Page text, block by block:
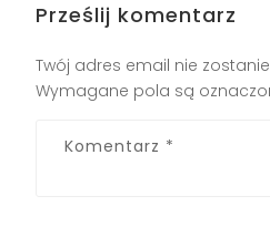
Prześlij komentarz
Twój adres email nie
Wymagane pola są